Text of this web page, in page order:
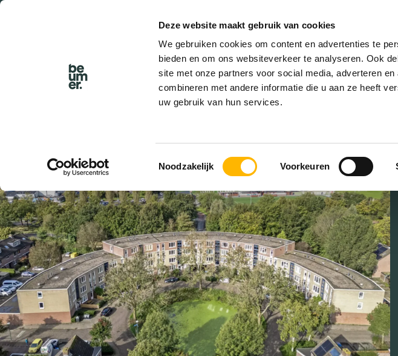
Deze website maakt gebruik van cookies
We gebruiken cookies om content en advertenties te
bieden en om ons websiteverkeer te analyseren. Ook
site met onze partners voor social media, adverteren
combineren met andere informatie die u aan ze heeft
uw gebruik van hun services.
Toestemmingsselectie
Noodzakelijk Voorkeuren